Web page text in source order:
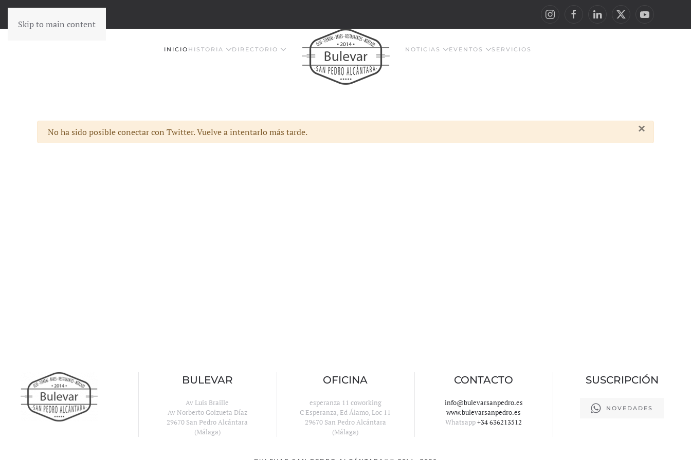
Skip to main content
INICIO HISTORIA DIRECTORIO NOTICIAS EVENTOS SERVICIOS
×
Advertencia
No ha sido posible conectar con Twitter. Vuelve a intentarlo más tarde.
BULEVAR
Av Luis Braille
Av Norberto Goizueta Díaz
29670 San Pedro Alcántara
(Málaga)
OFICINA
esperanza 11 coworking
C Esperanza, Ed Álamo, Loc 11
29670 San Pedro Alcántara
(Málaga)
CONTACTO
info@bulevarsanpedro.es
www.bulevarsanpedro.es
Whatsapp+34 636213512
SUSCRIPCIÓN
NOVEDADES